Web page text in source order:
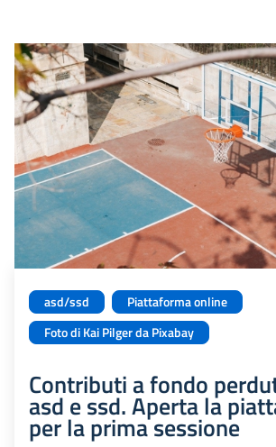
asd/ssd
Piattaforma online
Foto di Kai Pilger da Pixabay
Contributi a fondo
asd e ssd. Aperta la
per la prima sessione